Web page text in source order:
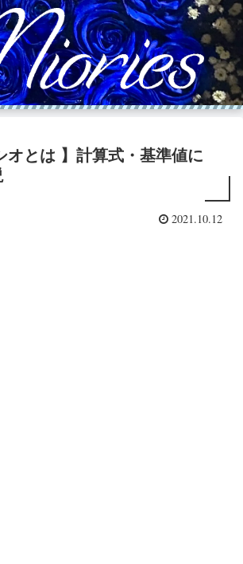
オとは 】計算式・基準値に
2021.10.12